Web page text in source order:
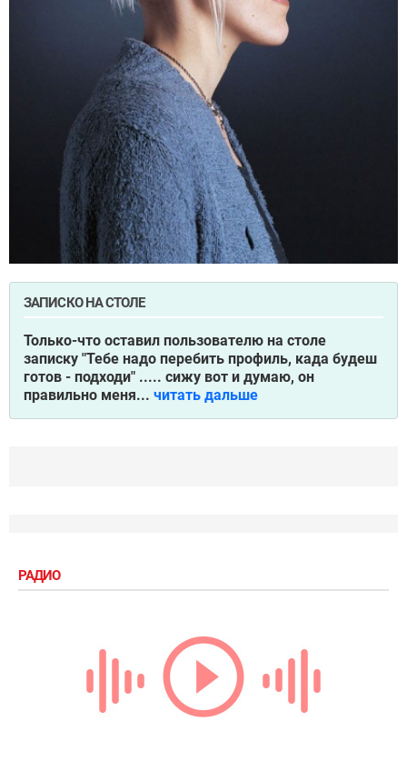
ЗАПИСКО НА СТОЛЕ
Только-что оставил пользователю на столе
записку "Тебе надо перебить профиль, када будеш
готов - подходи" ..... сижу вот и думаю, он
правильно меня... читать дальше
РАДИО